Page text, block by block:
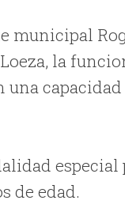
municipal
la
de edad.